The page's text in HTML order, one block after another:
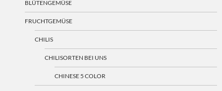
BLÜTENGEMÜSE
FRUCHTGEMÜSE
CHILIS
CHILISORTEN BEI UNS
CHINESE 5 COLOR